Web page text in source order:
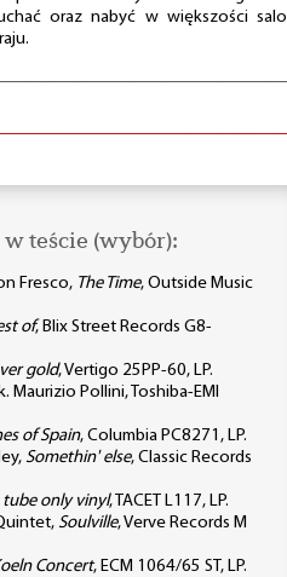
oraz nabyć w większości
teście (wybór):
Fresco, The Time, Outside Music
of, Blix Street Records G8-
gold, Vertigo 25PP-60, LP.
Maurizio Pollini, Toshiba-EMI
of Spain, Columbia PC8271, LP.
Somethin' else, Classic Records
tube only vinyl, TACET L117, LP.
Soulville, Verve Records M
Concert, ECM 1064/65 ST, LP.